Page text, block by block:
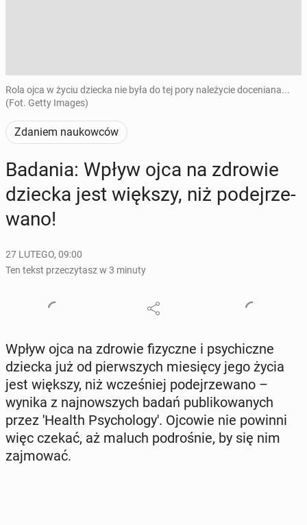
Rola ojca w życiu dziecka nie była do tej pory należycie doceniana...
(Fot. Getty Images)
Zdaniem naukowców
Badania: Wpływ ojca na zdrowie
dziecka jest większy, niż po­dej­rze­
wa­no!
27 LUTEGO, 09:00
Ten tekst przeczytasz w 3 minuty
Wpływ ojca na zdrowie fi­zycz­ne i psy­chicz­ne
dziecka już od pierw­szych mie­się­cy jego życia
jest większy, niż wcze­śniej po­dej­rze­wa­no –
wynika z naj­now­szych badań pu­bli­ko­wa­nych
przez 'Health Psy­cho­lo­gy'. Ojcowie nie powinni
więc czekać, aż maluch pod­ro­śnie, by się nim
zaj­mo­wać.